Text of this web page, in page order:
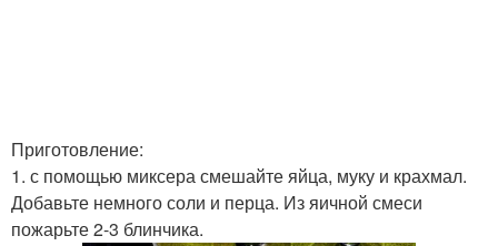
Приготовление:
1. с помощью миксера смешайте яйца, муку и крахмал.
Добавьте немного соли и перца. Из яичной смеси
пожарьте 2-3 блинчика.